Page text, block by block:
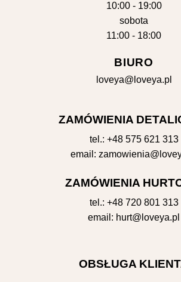
10:00 - 19:00
sobota
11:00 - 18:00
BIURO
loveya@loveya.pl
ZAMÓWIENIA
tel.: +48 575 621 313
email:
ZAMÓWIENIA
tel.: +48 720 801 313
email: hurt@loveya.pl
OBSŁUGA